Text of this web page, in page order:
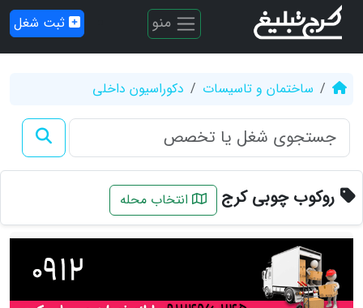
منو ثبت شغل
ساختمان و تاسیسات دکوراسیون داخلی
روکوب چوبی کرج انتخاب محله